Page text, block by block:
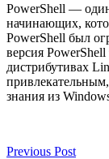
PowerShell —
начинающих,
PowerShell был
версия
дистрибутивах
знания из
Previous Post